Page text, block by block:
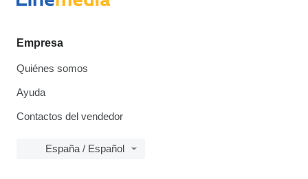
Empresa
Quiénes somos
Ayuda
Contactos del vendedor
España / Español